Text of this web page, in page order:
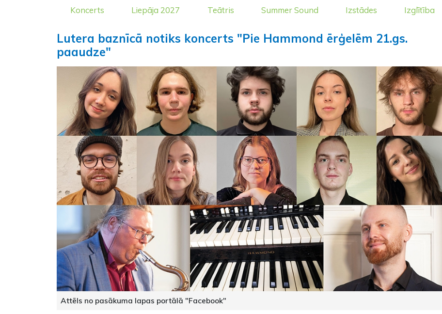
Koncerts Liepāja 2027 Teātris Summer Sound Izstādes Izglītība
Lutera baznīcā notiks koncerts "Pie Hammond ērģelēm 21.gs.
paaudze"
Attēls no pasākuma lapas portālā "Facebook"